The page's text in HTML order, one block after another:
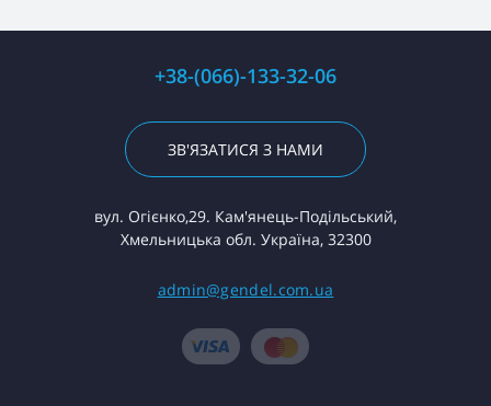
+38-(066)-133-32-06
ЗВ'ЯЗАТИСЯ З НАМИ
вул. Огієнко,29. Кам'янець-Подільський,
Хмельницька обл. Україна, 32300
admin@gendel.com.ua